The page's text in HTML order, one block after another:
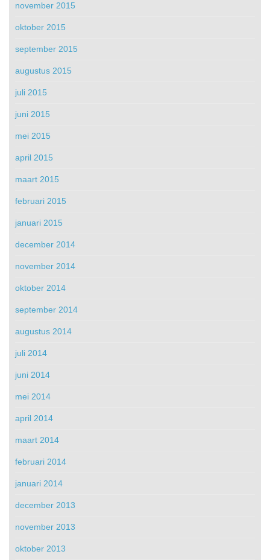
november 2015
oktober 2015
september 2015
augustus 2015
juli 2015
juni 2015
mei 2015
april 2015
maart 2015
februari 2015
januari 2015
december 2014
november 2014
oktober 2014
september 2014
augustus 2014
juli 2014
juni 2014
mei 2014
april 2014
maart 2014
februari 2014
januari 2014
december 2013
november 2013
oktober 2013